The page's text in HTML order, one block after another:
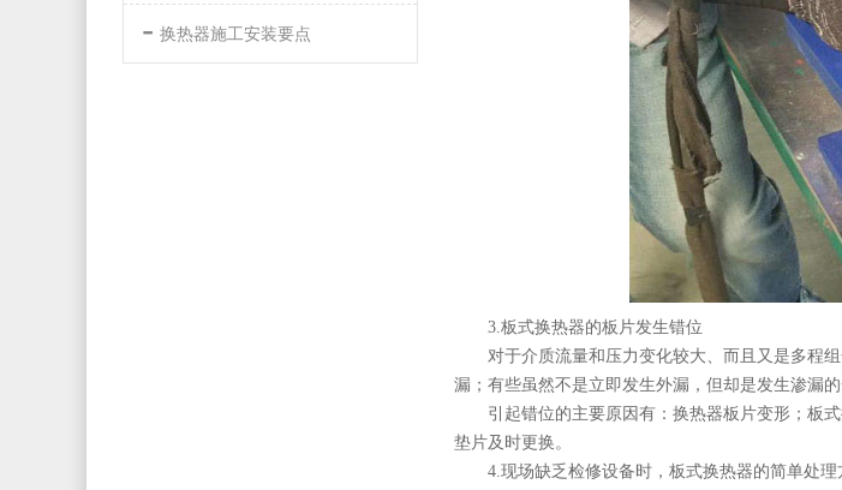
- 换热器施工安装要点
3.板式换热器的板片发生错位
对于介质流量和压力变化较大、而且又是多程
漏；有些虽然不是立即发生外漏，但却是发生渗漏
引起错位的主要原因有：换热器板片变形；板
垫片及时更换。
4.现场缺乏检修设备时，板式换热器的简单处理